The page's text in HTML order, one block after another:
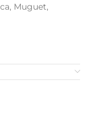
Muguet,